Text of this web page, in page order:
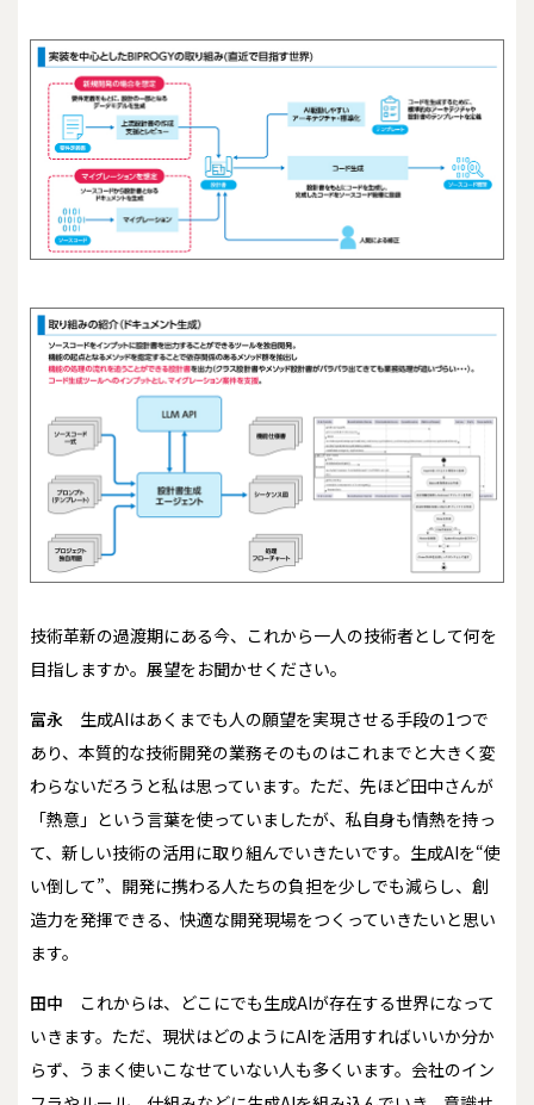
――技術革新の過渡期にある今、これから一人の技術者として何を
目指しますか。展望をお聞かせください。
富永
生成AIはあくまでも人の願望を実現させる手段の1つで
あり、本質的な技術開発の業務そのものはこれまでと大きく変
わらないだろうと私は思っています。ただ、先ほど田中さんが
「熱意」という言葉を使っていましたが、私自身も情熱を持っ
て、新しい技術の活用に取り組んでいきたいです。生成AIを“使
い倒して”、開発に携わる人たちの負担を少しでも減らし、創
造力を発揮できる、快適な開発現場をつくっていきたいと思い
ます。
田中
これからは、どこにでも生成AIが存在する世界になって
いきます。ただ、現状はどのようにAIを活用すればいいか分か
らず、うまく使いこなせていない人も多くいます。会社のイン